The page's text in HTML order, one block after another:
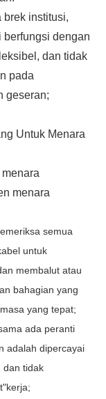
brek institusi,
berfungsi dengan
dan tidak
pada
geseran;
Untuk Menara
menara
semua
untuk
membalut atau
bahagian yang
yang tepat;
ada peranti
adalah dipercayai
dan tidak